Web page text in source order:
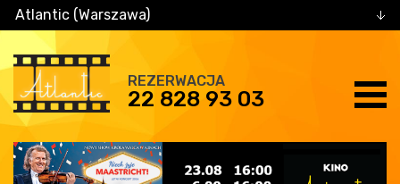
Atlantic (Warszawa)
REZERWACJA
22 828 93 03